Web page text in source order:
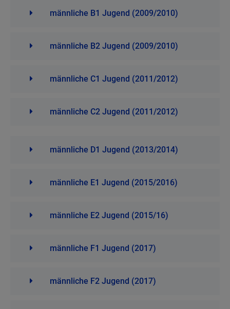
männliche B1 Jugend (2009/2010)
männliche B2 Jugend (2009/2010)
männliche C1 Jugend (2011/2012)
männliche C2 Jugend (2011/2012)
männliche D1 Jugend (2013/2014)
männliche E1 Jugend (2015/2016)
männliche E2 Jugend (2015/16)
männliche F1 Jugend (2017)
männliche F2 Jugend (2017)